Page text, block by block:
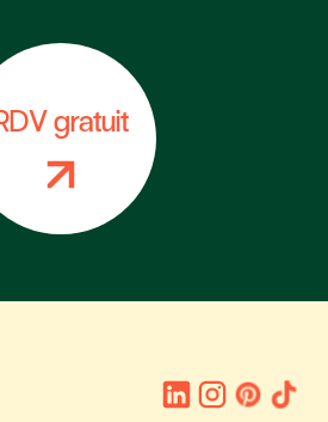
gratuit